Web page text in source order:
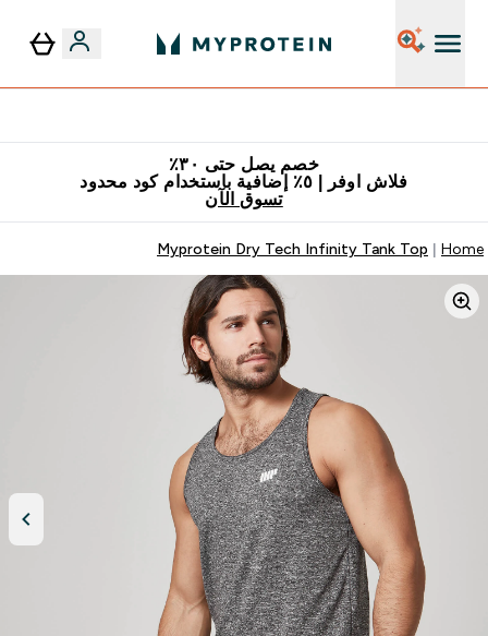
خصم يصل حتى ٣٠٪
فلاش اوفر | ٥٪ إضافية باستخدام كود محدود
تسوق الآن
Home
Myprotein Dry Tech Infinity Tank Top